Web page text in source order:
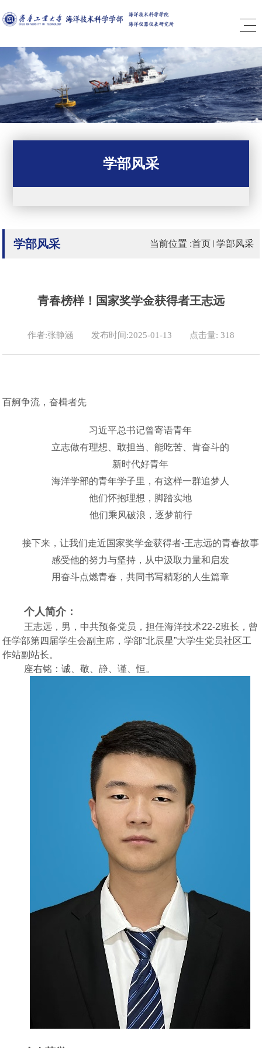
学部风采
学部风采 当前位置 :首页 学部风采
青春榜样！国家奖学金获得者王志远
作者:张静涵 发布时间:2025-01-13 点击量: 318
百舸争流，奋楫者先
习近平总书记曾寄语青年
立志做有理想、敢担当、能吃苦、肯奋斗的
新时代好青年
海洋学部的青年学子里，有这样一群追梦人
他们怀抱理想，脚踏实地
他们乘风破浪，逐梦前行
接下来，让我们走近国家奖学金获得者-王志远的青春故事
感受他的努力与坚持，从中汲取力量和启发
用奋斗点燃青春，共同书写精彩的人生篇章
个人简介：
王志远，男，中共预备党员，担任海洋技术22-2班长，曾
任学部第四届学生会副主席，学部“北辰星”大学生党员社区工
作站副站长。
座右铭：诚、敬、静、谨、恒。